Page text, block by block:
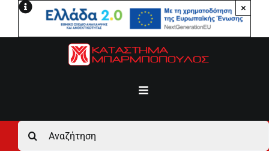
Μετάβαση
×
Toggle
Αρχική
Αναζήτηση
για: